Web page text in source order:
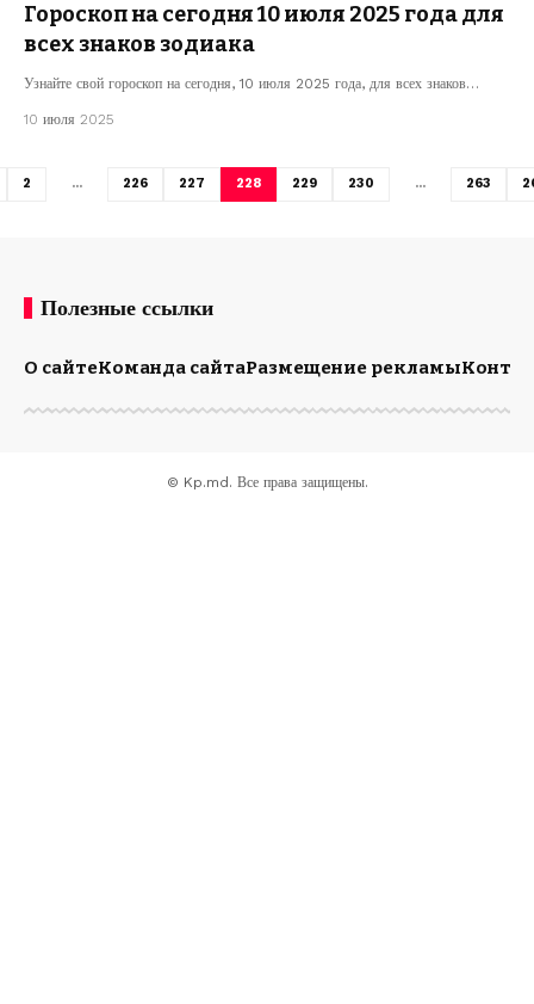
Гороскоп на сегодня 10 июля 2025 года для
всех знаков зодиака
Узнайте свой гороскоп на сегодня, 10 июля 2025 года, для всех знаков…
10 июля 2025
2 … 226 227 228 229 230 … 263
Полезные ссылки
О сайтеКоманда сайтаРазмещение рекламы
© Kp.md. Все права защищены.